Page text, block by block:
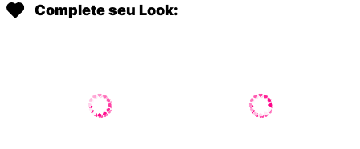
Complete seu Look: